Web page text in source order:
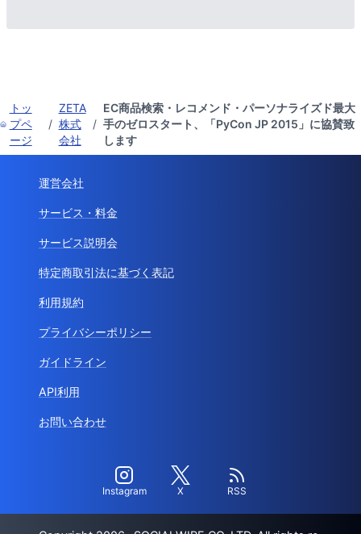
トッ
プペ
ージ
/
ZETA
株式
会社
/
EC商品検索・レコメンド・パーソナライズド最大
手のゼロスタート、「PyCon JP 2015」に協賛致
します
運営会社
サービス・料金
サービス説明会
特定商取引法に基づく表記
利用規約
プライバシーポリシー
ガイドライン
API利用
お問い合わせ
Instagram X RSS